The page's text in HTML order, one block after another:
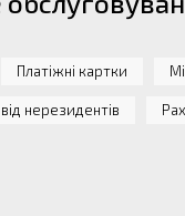
Платіжні картки
нерезидентів